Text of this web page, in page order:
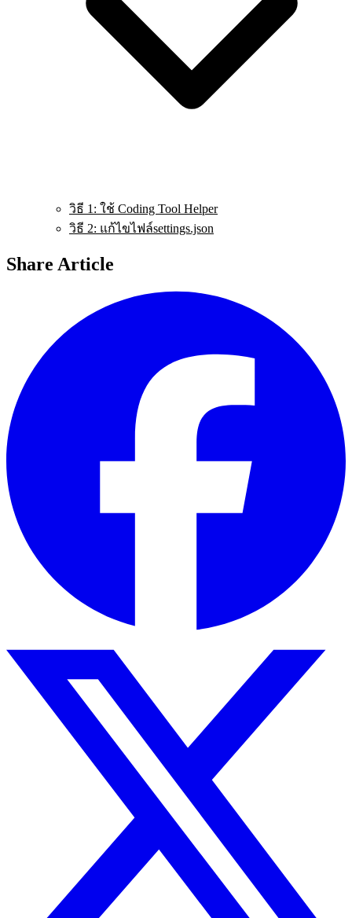
วิธี 1: ใช้ Coding Tool Helper
วิธี 2: แก้ไขไฟล์​settings.json
Share Article